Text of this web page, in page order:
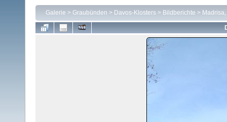
Galerie > Graubünden > Davos-Klosters > Bildberichte >